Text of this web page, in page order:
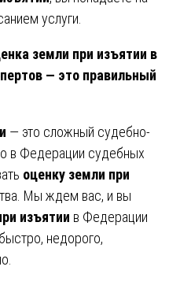
услуги.
земли при изъятии в
— это правильный
— это сложный судебно-
в Федерации судебных
оценку земли при
Мы ждем вас, и вы
изъятии в Федерации
недорого,